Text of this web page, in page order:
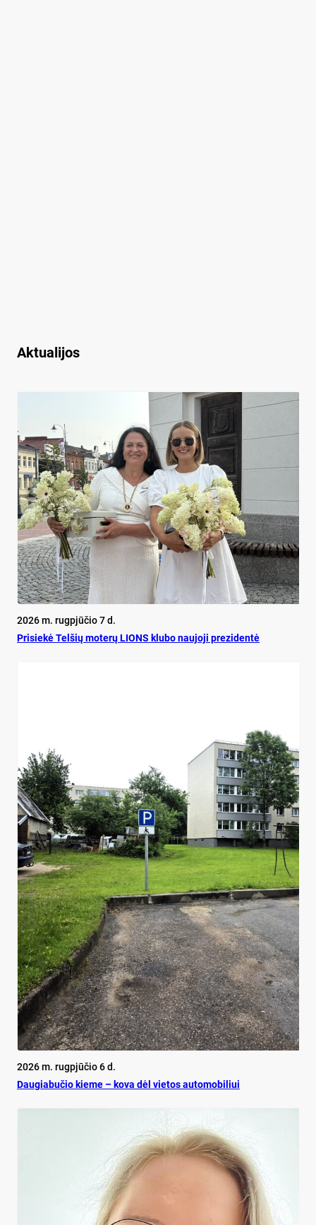
Aktualijos
2026 m. rugpjūčio 7 d.
Pri­siekė Tel­šių mo­terų LIONS klu­bo nau­jo­ji pre­zi­dentė
2026 m. rugpjūčio 6 d.
Dau­gia­bu­čio kie­me – ko­va dėl vie­tos au­to­mo­bi­liui